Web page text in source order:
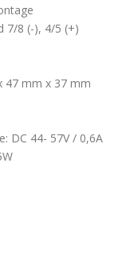
7/8 (-), 4/5 (+)
47 mm x 37 mm
DC 44- 57V / 0,6A